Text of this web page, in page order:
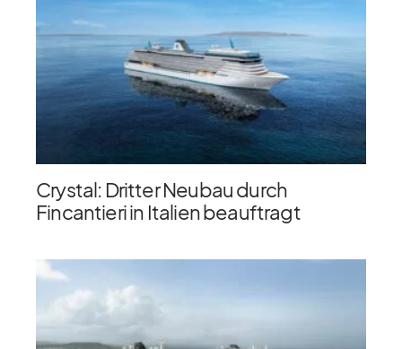
Crystal: Dritter Neubau durch
Fincantieri in Italien beauftragt